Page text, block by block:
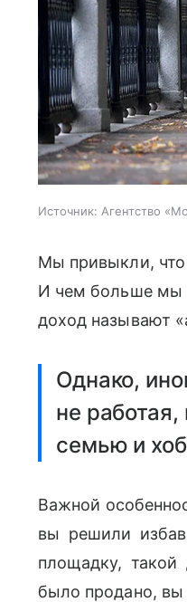
Источник: Агентство
Мы привыкли, что
И чем больше мы
доход называют
Однако,
не
семью и
Важной
вы решили
площадку,
было продано, вы